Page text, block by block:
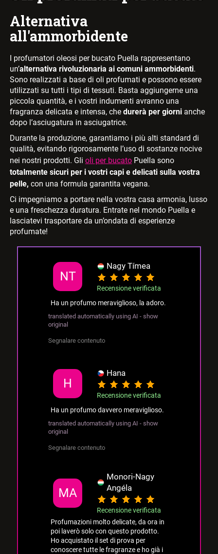
Alternativa
all'ammorbidente
I profumatori oleosi per bucato Puella rappresentano
un’alternativa rivoluzionaria ai comuni ammorbidenti.
Sono realizzati a base di oli profumati e possono essere
utilizzati su tutti i tipi di tessuti. Basta aggiungerne una
piccola quantità, e i vostri indumenti avranno una
fragranza delicata e intensa, che durerà per giorni anche
dopo l’asciugatura in asciugatrice.
Durante la produzione, garantiamo i più alti standard di
qualità, evitando rigorosamente l’uso di sostanze nocive
nei nostri prodotti. Gli oli per bucato Puella sono
totalmente sicuri per i vostri capi e delicati sulla vostra
pelle, con una formula garantita vegana.
Ci impegniamo a portare nella vostra casa armonia, lusso
e una freschezza duratura. Entrate nel mondo Puella e
lasciatevi trasportare da un’ondata di esperienze
profumate!
NT
Nagy Tímea
Recensione verificata
Ha un profumo meraviglioso, la adoro.
translated automatically using AI - show
original
Segnalare contenuto
H
Hana
Recensione verificata
Ha un profumo davvero meraviglioso.
translated automatically using AI - show
original
Segnalare contenuto
MA
Monori-Nagy
Angéla
Recensione verificata
Profumazioni molto delicate, da ora in
poi laverò solo con questo prodotto.
Ho acquistato il set di prova per
conoscere tutte le fragranze e ho già i